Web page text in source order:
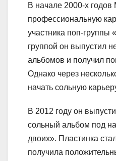
В начале 2000-х
профессиональную
участника поп-группы
группой он выпустил
альбомов и получил
Однако через
начать сольную
В 2012 году он
сольный альбом под
двоих». Пластинка
получила